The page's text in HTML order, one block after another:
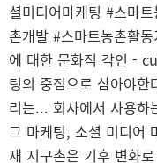
셜미디어마케팅 #스마
촌개발 #스마트농촌활
에 대한 문화적 각인 -
팅의 중점으로 삼아야
리는... 회사에서 사용하
그 마케팅, 소셜 미디어
재 지구촌은 기후 변화